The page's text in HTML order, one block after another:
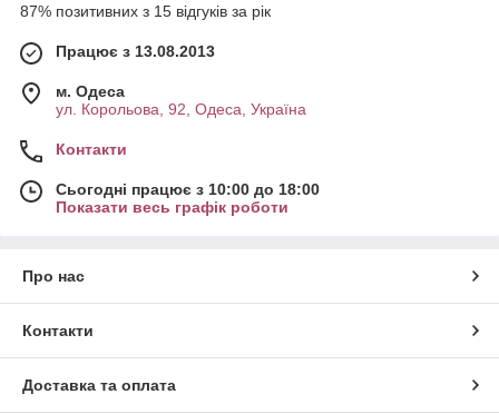
87% позитивних з 15 відгуків за рік
Працює з 13.08.2013
м. Одеса
ул. Корольова, 92, Одеса, Україна
Контакти
Сьогодні працює з 10:00 до 18:00
Показати весь графік роботи
Про нас
Контакти
Доставка та оплата